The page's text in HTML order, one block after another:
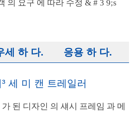
의 요구 에 따라 수정 & # 3 9;s
세 하 다. 응용 하 다.
세 미 캔 트레일러
된 디자인 의 섀시 프레임 과 메